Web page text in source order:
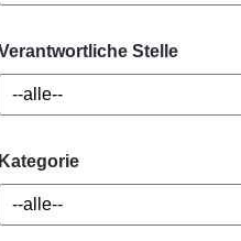
Stelle
Kategorie